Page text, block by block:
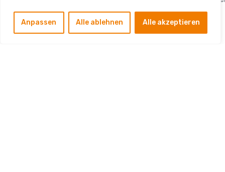
Anpassen Alle ablehnen Alle akzeptieren
Die SM Dienstleistungen
GmbH ist Ihr bundesweit
Hauptstraße 75, 12159
Berlin